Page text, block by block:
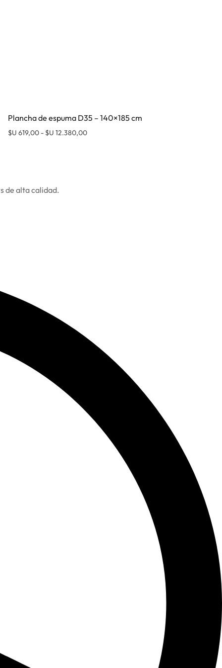
tiene múltiples variantes. Las opciones se pueden elegir
Plancha de espuma D35 – 140×185 cm
$U 619,00 - $U 12.380,00Rango de precios: desde $U 619,00 hasta
de alta calidad.